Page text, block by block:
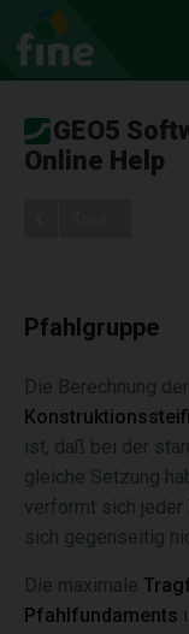
GEO5
Online Help
Pfahlgruppe
Die Berechnung
ist, daß bei der
gleiche Setzung
verformt sich
sich gegenseitig
Die maximale
Pfahlfundaments